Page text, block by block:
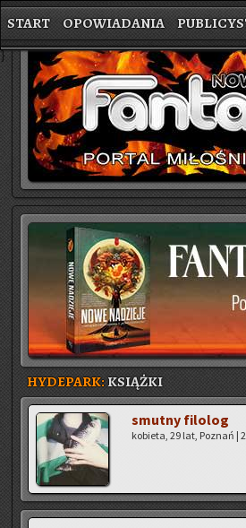
START OPOWIADANIA
}
HYDEPARK:KSIĄŻKI
smut­ny fi­lo­log
ko­bie­ta, 29 lat, Po­znań |